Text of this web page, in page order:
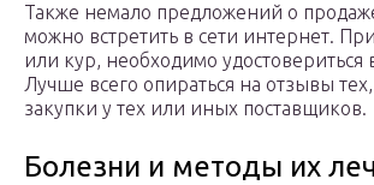
Также немало предложений о
можно встретить в сети интернет.
или кур, необходимо удостовериться
Лучше всего опираться на отзывы
закупки у тех или иных поставщиков.
Болезни и методы их